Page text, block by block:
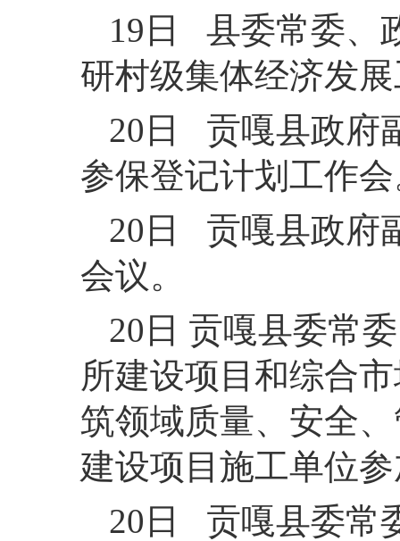
19日 县委常委、
研村级集体经济发
20日 贡嘎县政府
参保登记计划工作
20日 贡嘎县政府
会议。
20日 贡嘎县委常
所建设项目和综合
筑领域质量、安全
建设项目施工单位
20日 贡嘎县委常